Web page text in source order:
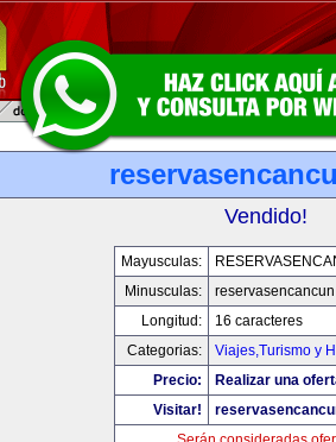
Vendido!
Mayusculas:
Minusculas:
Longitud:
16 caracteres
Categorias:
Viajes,Turismo y
Precio:
Realizar una
Visitar!